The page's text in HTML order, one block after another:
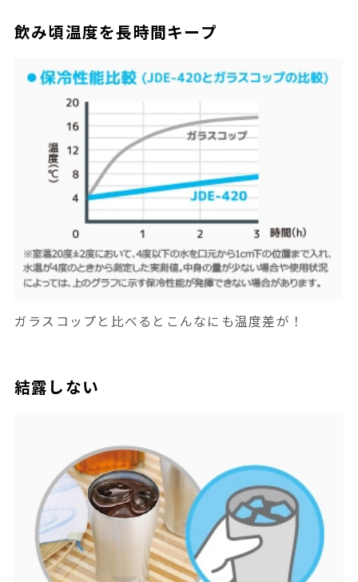
飲み頃温度を長時間キープ
ガラスコップと比べるとこんなにも温度差が！
結露しない